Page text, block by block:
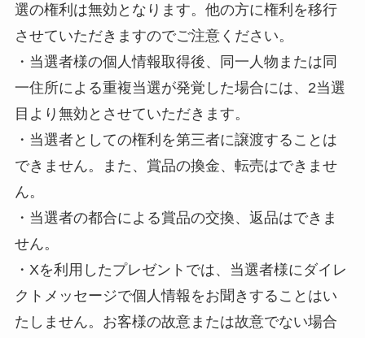
選の権利は無効となります。他の方に権利を移行
させていただきますのでご注意ください。
・当選者様の個人情報取得後、同一人物または同
一住所による重複当選が発覚した場合には、2当選
目より無効とさせていただきます。
・当選者としての権利を第三者に譲渡することは
できません。また、賞品の換金、転売はできませ
ん。
・当選者の都合による賞品の交換、返品はできま
せん。
・Xを利用したプレゼントでは、当選者様にダイレ
クトメッセージで個人情報をお聞きすることはい
たしません。お客様の故意または故意でない場合